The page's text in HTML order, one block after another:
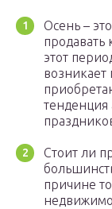
Осень –
продавать
этот
возникает
тенденция
Стоит ли
причине